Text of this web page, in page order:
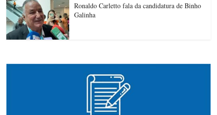
Ronaldo Carletto fala da candidatura de Binho
Galinha